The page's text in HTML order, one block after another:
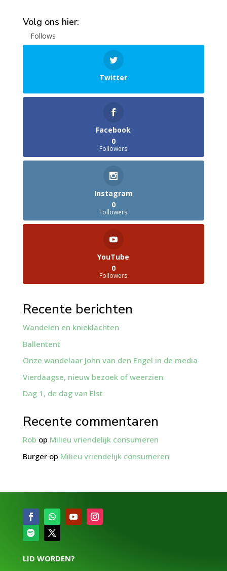
Volg ons hier:
Follows
Twitter
Facebook
0
Followers
Instagram
0
Followers
YouTube
0
Followers
Recente berichten
Wandelen en knieklachten
Ballentent
Onze wandelaar John van den Engel in de media
Vierdaagse, nieuw bezoek of weerzien
Dag 1, de dag van Elst
Recente commentaren
Rob op Milieu vriendelijk consumeren
Burgerop Milieu vriendelijk consumeren
LID WORDEN?